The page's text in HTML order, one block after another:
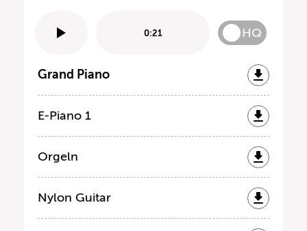
0:21 HQ
Grand Piano
E-Piano 1
Orgeln
Nylon Guitar